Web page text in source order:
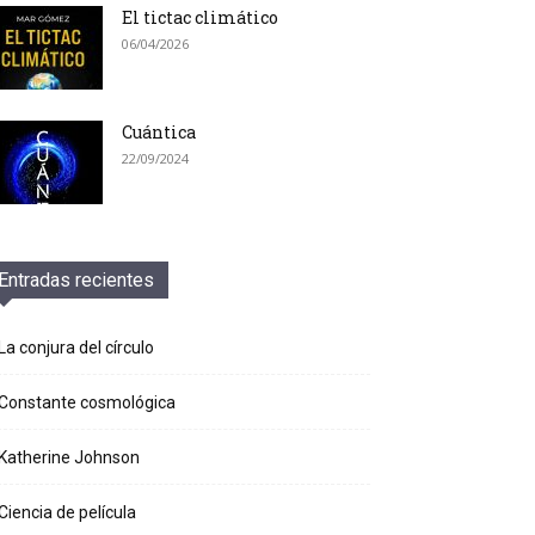
El tictac climático
06/04/2026
Cuántica
22/09/2024
recientes
conjura del círculo
cosmológica
Johnson
de película